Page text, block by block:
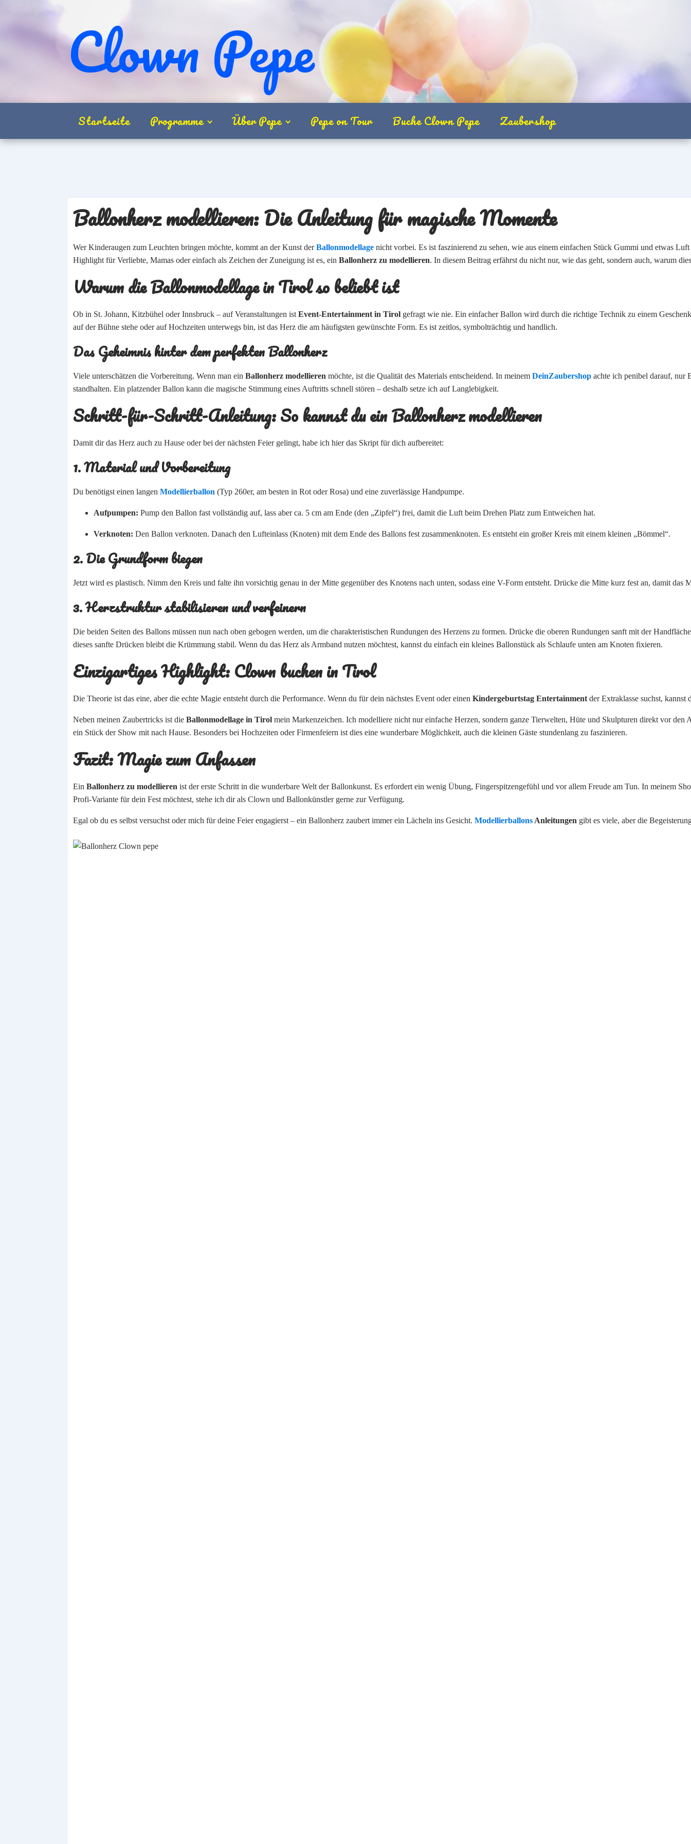
Clown Pepe
Startseite Programme Über Pepe Pepe on Tour Buche Clown Pepe Zaubershop
Ballonherz modellieren: Die Anleitung für magische Momente
Wer Kinderaugen zum Leuchten bringen möchte, kommt an der Kunst derBallonmodellage nicht vorbei. Es ist faszinierend zu sehen, wie aus einem einfachen Stück Gummi und etwas
Highlight für Verliebte, Mamas oder einfach als Zeichen der Zuneigung ist es, ein Ballonherz zu modellieren. In diesem Beitrag erfährst du nicht nur, wie das geht, sondern auch, warum
Warum die Ballonmodellage in Tirol so beliebt ist
Ob in St. Johann, Kitzbühel oder Innsbruck – auf Veranstaltungen ist Event-Entertainment in Tirol gefragt wie nie. Ein einfacher Ballon wird durch die richtige Technik zu einem
auf der Bühne stehe oder auf Hochzeiten unterwegs bin, ist das Herz die am häufigsten gewünschte Form. Es ist zeitlos, symbolträchtig und handlich.
Das Geheimnis hinter dem perfekten Ballonherz
Viele unterschätzen die Vorbereitung. Wenn man ein Ballonherz modellieren möchte, ist die Qualität des Materials entscheidend. In meinem DeinZaubershop achte ich penibel darauf, nur
standhalten. Ein platzender Ballon kann die magische Stimmung eines Auftritts schnell stören – deshalb setze ich auf Langlebigkeit.
Schritt-für-Schritt-Anleitung: So kannst du ein Ballonherz modellieren
Damit dir das Herz auch zu Hause oder bei der nächsten Feier gelingt, habe ich hier das Skript für dich aufbereitet:
1. Material und Vorbereitung
Du benötigst einen langen Modellierballon (Typ 260er, am besten in Rot oder Rosa) und eine zuverlässige Handpumpe.
Aufpumpen: Pump den Ballon fast vollständig auf, lass aber ca. 5 cm am Ende (den „Zipfel“) frei, damit die Luft beim Drehen Platz zum Entweichen hat.
Verknoten: Den Ballon verknoten. Danach den Lufteinlass (Knoten) mit dem Ende des Ballons fest zusammenknoten. Es entsteht ein großer Kreis mit einem kleinen „Bömmel“.
2. Die Grundform biegen
Jetzt wird es plastisch. Nimm den Kreis und falte ihn vorsichtig genau in der Mitte gegenüber des Knotens nach unten, sodass eine V-Form entsteht. Drücke die Mitte kurz fest an, damit das
3. Herzstruktur stabilisieren und verfeinern
Die beiden Seiten des Ballons müssen nun nach oben gebogen werden, um die charakteristischen Rundungen des Herzens zu formen. Drücke die oberen Rundungen sanft mit der
dieses sanfte Drücken bleibt die Krümmung stabil. Wenn du das Herz als Armband nutzen möchtest, kannst du einfach ein kleines Ballonstück als Schlaufe unten am Knoten fixieren.
Einzigartiges Highlight: Clown buchen in Tirol
Die Theorie ist das eine, aber die echte Magie entsteht durch die Performance. Wenn du für dein nächstes Event oder einen Kindergeburtstag Entertainment der Extraklasse suchst,
Neben meinen Zaubertricks ist die Ballonmodellage in Tirol mein Markenzeichen. Ich modelliere nicht nur einfache Herzen, sondern ganze Tierwelten, Hüte und Skulpturen direkt vor den
ein Stück der Show mit nach Hause. Besonders bei Hochzeiten oder Firmenfeiern ist dies eine wunderbare Möglichkeit, auch die kleinen Gäste stundenlang zu faszinieren.
Fazit: Magie zum Anfassen
Ein Ballonherz zu modellieren ist der erste Schritt in die wunderbare Welt der Ballonkunst. Es erfordert ein wenig Übung, Fingerspitzengefühl und vor allem Freude am Tun. In meinem
Profi-Variante für dein Fest möchtest, stehe ich dir als Clown und Ballonkünstler gerne zur Verfügung.
Egal ob du es selbst versuchst oder mich für deine Feier engagierst – ein Ballonherz zaubert immer ein Lächeln ins Gesicht. Modellierballons Anleitungen gibt es viele, aber die